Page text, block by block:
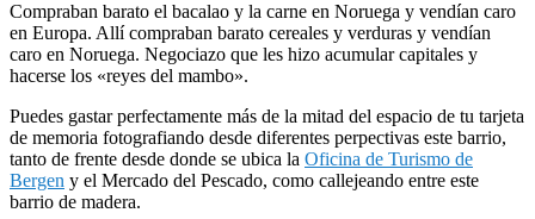
Compraban barato el bacalao y la carne en Noruega y vendían caro
en Europa. Allí compraban barato cereales y verduras y vendían
caro en Noruega. Negociazo que les hizo acumular capitales y
hacerse los «reyes del mambo».
Puedes gastar perfectamente más de la mitad del espacio de tu tarjeta
de memoria fotografiando desde diferentes perpectivas este barrio,
tanto de frente desde donde se ubica la Oficina de Turismo de
Bergen y el Mercado del Pescado, como callejeando entre este
barrio de madera.